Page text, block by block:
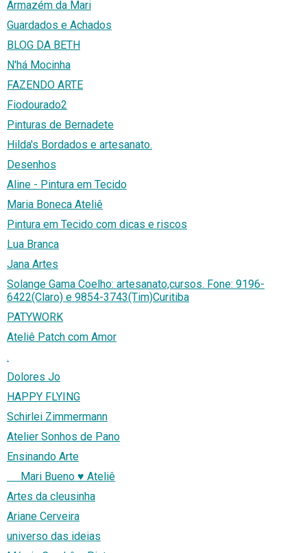
Armazém da Mari
Guardados e Achados
BLOG DA BETH
N'há Mocinha
FAZENDO ARTE
Fiodourado2
Pinturas de Bernadete
Hilda's Bordados e artesanato.
Desenhos
Aline - Pintura em Tecido
Maria Boneca Ateliê
Pintura em Tecido com dicas e riscos
Lua Branca
Jana Artes
Solange Gama Coelho: artesanato,cursos. Fone: 9196-
6422(Claro) e 9854-3743(Tim)Curitiba
PATYWORK
Ateliê Patch com Amor
.
Dolores Jo
HAPPY FLYING
Schirlei Zimmermann
Atelier Sonhos de Pano
Ensinando Arte
Mari Bueno ♥ Ateliê
Artes da cleusinha
Ariane Cerveira
universo das ideias